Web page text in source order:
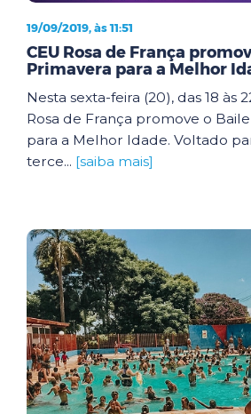
19/09/2019, às 11:51
CEU Rosa de França
Primavera para a Melhor
Nesta sexta-feira (20), das 18 às
Rosa de França promove o
para a Melhor Idade. Voltado
terce... [saiba mais]